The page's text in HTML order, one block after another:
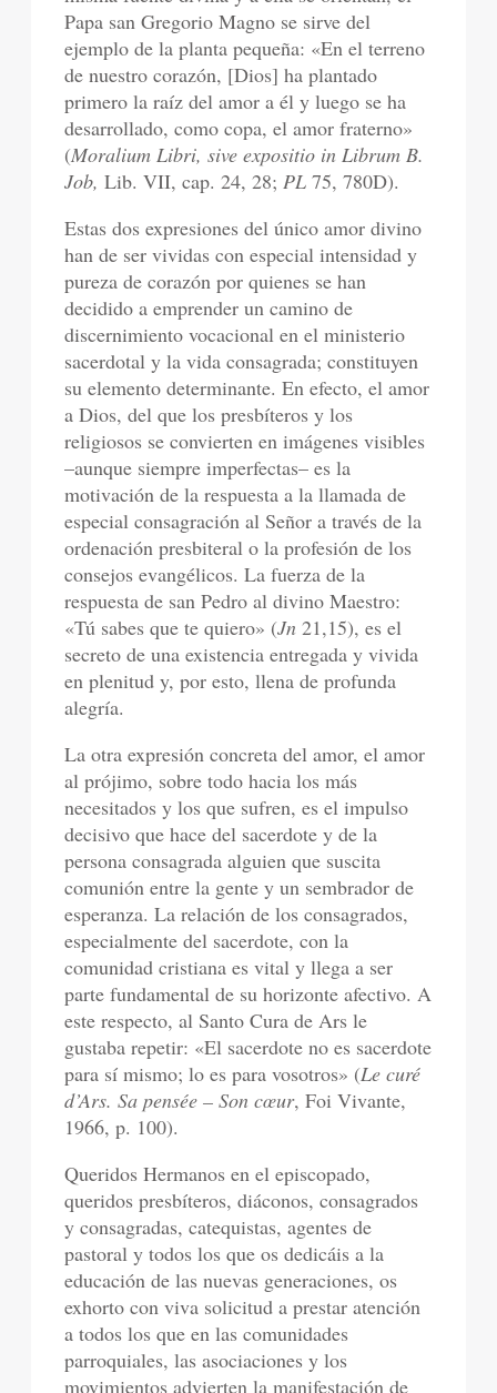
Papa san Gregorio Magno se sirve del
ejemplo de la planta pequeña: «En el terreno
de nuestro corazón, [Dios] ha plantado
primero la raíz del amor a él y luego se ha
desarrollado, como copa, el amor fraterno»
(Moralium Libri, sive expositio in Librum B.
Job,Lib. VII, cap. 24, 28;PL 75, 780D).
Estas dos expresiones del único amor divino
han de ser vividas con especial intensidad y
pureza de corazón por quienes se han
decidido a emprender un camino de
discernimiento vocacional en el ministerio
sacerdotal y la vida consagrada; constituyen
su elemento determinante. En efecto, el amor
a Dios, del que los presbíteros y los
religiosos se convierten en imágenes visibles
–aunque siempre imperfectas– es la
motivación de la respuesta a la llamada de
especial consagración al Señor a través de la
ordenación presbiteral o la profesión de los
consejos evangélicos. La fuerza de la
respuesta de san Pedro al divino Maestro:
«Tú sabes que te quiero» (Jn21,15), es el
secreto de una existencia entregada y vivida
en plenitud y, por esto, llena de profunda
alegría.
La otra expresión concreta del amor, el amor
al prójimo, sobre todo hacia los más
necesitados y los que sufren, es el impulso
decisivo que hace del sacerdote y de la
persona consagrada alguien que suscita
comunión entre la gente y un sembrador de
esperanza. La relación de los consagrados,
especialmente del sacerdote, con la
comunidad cristiana es vital y llega a ser
parte fundamental de su horizonte afectivo. A
este respecto, al Santo Cura de Ars le
gustaba repetir: «El sacerdote no es sacerdote
para sí mismo; lo es para vosotros» (Le curé
d’Ars. Sa pensée – Son cœur, Foi Vivante,
1966, p. 100).
Queridos Hermanos en el episcopado,
queridos presbíteros, diáconos, consagrados
y consagradas, catequistas, agentes de
pastoral y todos los que os dedicáis a la
educación de las nuevas generaciones, os
exhorto con viva solicitud a prestar atención
a todos los que en las comunidades
parroquiales, las asociaciones y los
movimientos advierten la manifestación de